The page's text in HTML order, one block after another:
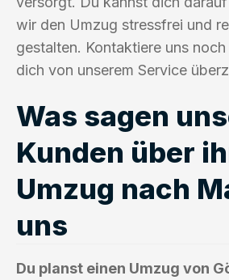
wir den Umzug stressfrei und
gestalten. Kontaktiere uns
dich von unserem Service
Was sagen
Kunden über
Umzug nach
uns
Du planst einen Umzug von